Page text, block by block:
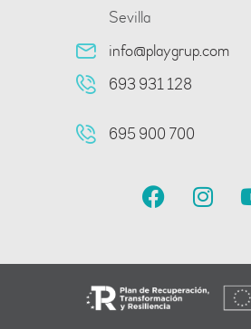
Sevilla
info@playgrup.com
693 931 128
695 900 700